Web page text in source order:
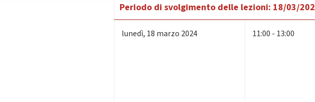
Periodo di svolgimento delle lezioni: 18/03/
lunedì, 18 marzo 2024 11:00 - 13:00